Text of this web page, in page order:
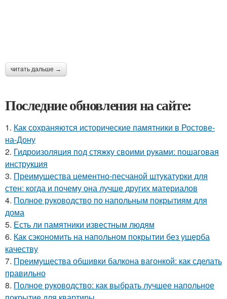
читать дальше →
Последние обновления на сайте:
1. Как сохраняются исторические памятники в Ростове-
на-Дону
2. Гидроизоляция под стяжку своими руками: пошаговая
инструкция
3. Преимущества цементно-песчаной штукатурки для
стен: когда и почему она лучше других материалов
4. Полное руководство по напольным покрытиям для
дома
5. Есть ли памятники известным людям
6. Как сэкономить на напольном покрытии без ущерба
качеству
7. Преимущества обшивки балкона вагонкой: как сделать
правильно
8. Полное руководство: как выбрать лучшее напольное